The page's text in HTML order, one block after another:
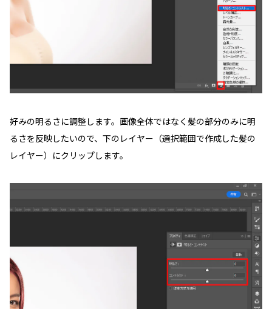
好みの明るさに調整します。画像全体ではなく髪の部分のみに明
るさを反映したいので、下のレイヤー（選択範囲で作成した髪の
レイヤー）にクリップします。